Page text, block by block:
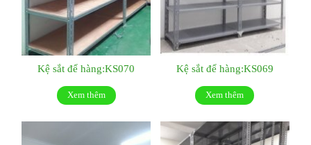
Kệ sắt để hàng:KS070
Xem thêm
Kệ sắt để hàng:KS069
Xem thêm